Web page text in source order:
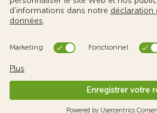
Conditions d’utilisation –
Gestion des